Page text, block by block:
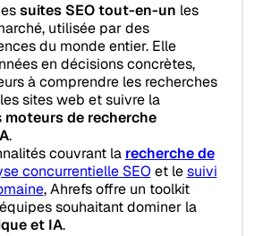
suites SEO tout-en-un les
utilisée par des
du monde entier. Elle
en décisions concrètes,
à comprendre les recherches
sites web et suivre la
moteurs de recherche
.
couvrant la recherche de
concurrentielle SEO et lesuivi
, Ahrefs offre un toolkit
souhaitant dominer la
et IA.